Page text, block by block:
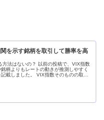
関を示す銘柄を取引して勝率を高
方法はないの？ 以前の投稿で、VIX指数
柄よりもレートの動きが推測しやすく
載しました。 VIX指数そのものの取引